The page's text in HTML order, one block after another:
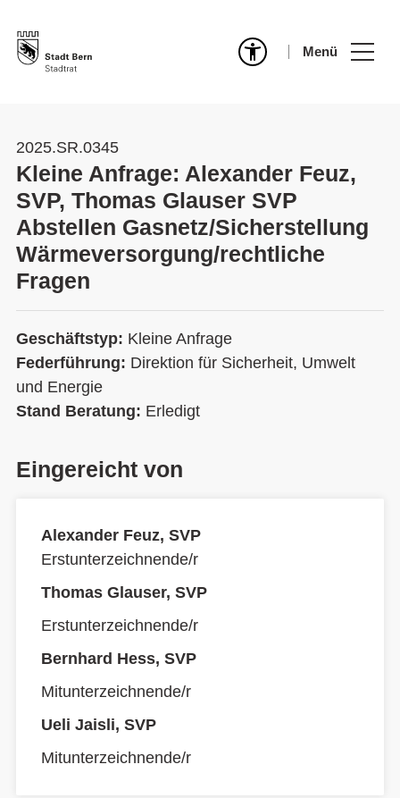
Menü
2025.SR.0345
Kleine Anfrage: Alexander Feuz,
SVP, Thomas Glauser SVP
Abstellen Gasnetz/Sicherstellung
Wärmeversorgung/rechtliche
Fragen
Geschäftstyp: Kleine Anfrage
Federführung: Direktion für Sicherheit, Umwelt
und Energie
Stand Beratung: Erledigt
Eingereicht von
Alexander Feuz, SVP
Erstunterzeichnende/r
Thomas Glauser, SVP
Erstunterzeichnende/r
Bernhard Hess, SVP
Mitunterzeichnende/r
Ueli Jaisli, SVP
Mitunterzeichnende/r